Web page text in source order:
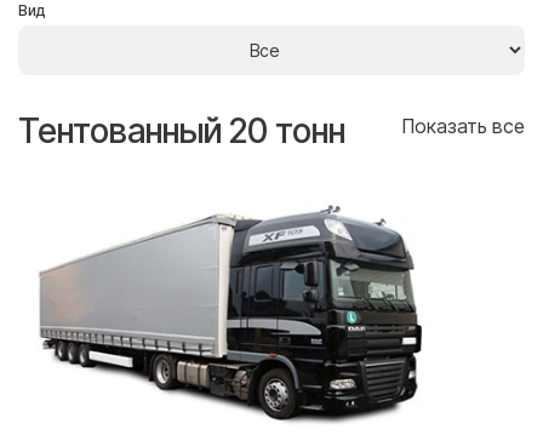
Вид
Тентованный 20 тонн Показать все